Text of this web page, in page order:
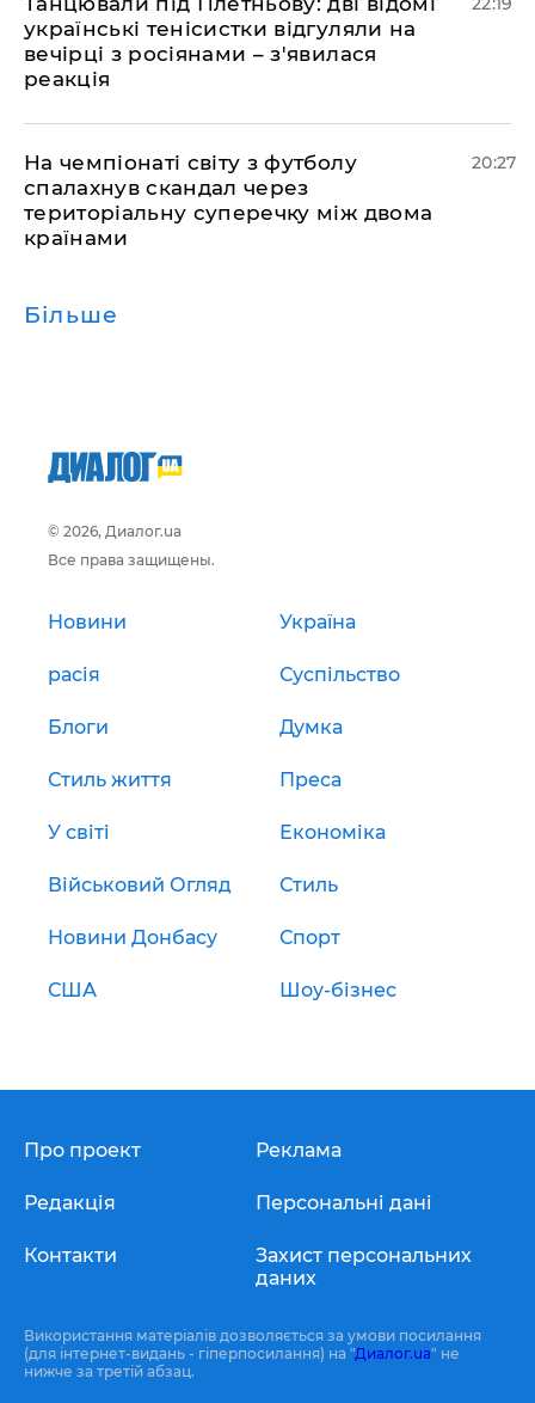
українські тенісистки відгуляли на
вечірці з росіянами – з'явилася
реакція
​На чемпіонаті світу з футболу
спалахнув скандал через
територіальну суперечку між двома
країнами
20:27
Більше
© 2026, Диалог.ua
Все права защищены.
Новини Україна
расія Суспільство
Блоги Думка
Стиль життя Преса
У світі Економіка
Військовий Огляд Стиль
Новини Донбасу Спорт
США Шоу-бізнес
Про проект
Редакція
Контакти
Реклама
Персональні дані
Захист персональних
даних
Використання матеріалів дозволяється за умови посилання
(для інтернет-видань - гіперпосилання) на "Диалог.ua" не
нижче за третій абзац.